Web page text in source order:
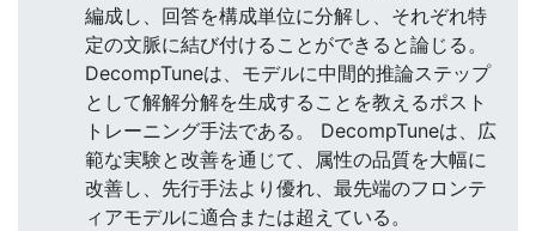
編成し、回答を構成単位に分解し、それぞれ特
定の文脈に結び付けることができると論じる。
DecompTuneは、モデルに中間的推論ステップ
として解解分解を生成することを教えるポスト
トレーニング手法である。 DecompTuneは、広
範な実験と改善を通じて、属性の品質を大幅に
改善し、先行手法より優れ、最先端のフロンテ
ィアモデルに適合または超えている。